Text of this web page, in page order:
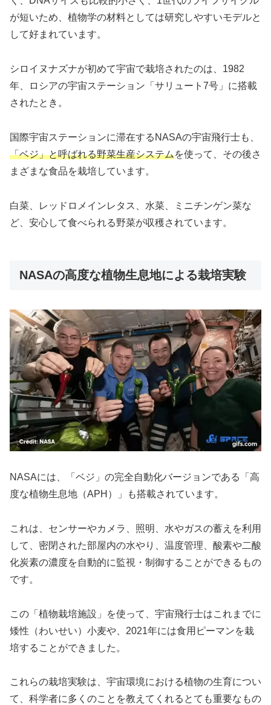
が短いため、植物学の材料としては研究しやすいモデルと
して好まれています。
シロイヌナズナが初めて宇宙で栽培されたのは、1982
年、ロシアの宇宙ステーション「サリュート7号」に搭載
されたとき。
国際宇宙ステーションに滞在するNASAの宇宙飛行士も、
「ベジ」と呼ばれる野菜生産システムを使って、その後さ
まざまな食品を栽培しています。
白菜、レッドロメインレタス、水菜、ミニチンゲン菜な
ど、安心して食べられる野菜が収穫されています。
NASAの高度な植物生息地による栽培実験
NASAには、「ベジ」の完全自動化バージョンである「高
度な植物生息地（APH）」も搭載されています。
これは、センサーやカメラ、照明、水やガスの蓄えを利用
して、密閉された部屋内の水やり、温度管理、酸素や二酸
化炭素の濃度を自動的に監視・制御することができるもの
です。
この「植物栽培施設」を使って、宇宙飛行士はこれまでに
矮性（わいせい）小麦や、2021年には食用ピーマンを栽
培することができました。
これらの栽培実験は、宇宙環境における植物の生育につい
て、科学者に多くのことを教えてくれるとても重要なもの